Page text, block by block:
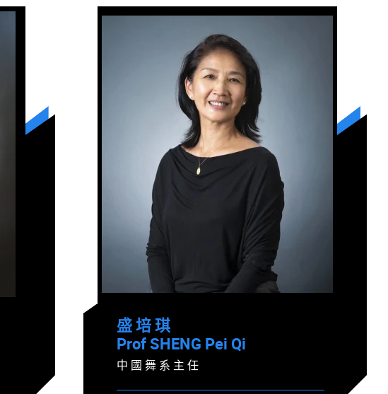
盛 培 琪
Prof SHENG Pei Qi
中 國 舞 系 主 任